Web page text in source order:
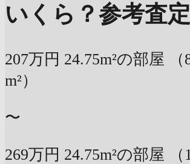
いくら？参考査
207万円 24.75m²の部屋
m²）
〜
269万円 24.75m²の部屋